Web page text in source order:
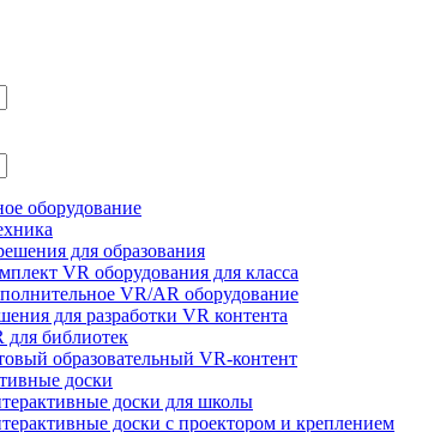
оборудование
для образования
VR оборудования для класса
VR/AR оборудование
для разработки VR контента
для библиотек
образовательный VR-контент
доски
доски для школы
доски с проектором и креплением